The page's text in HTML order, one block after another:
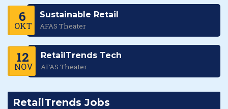
6
OKT
Sustainable Retail
AFAS Theater
12
NOV
RetailTrends Tech
AFAS Theater
RetailTrends Jobs